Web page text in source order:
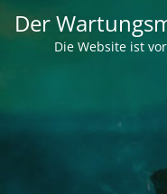
Der
Die Website ist